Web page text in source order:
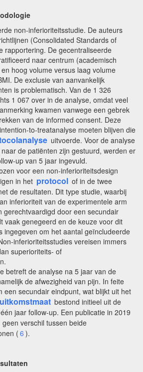
non-inferioriteitsstudie. De auteurs
(Consolidated Standards of
rapportering. De gecentraliseerde
naar centrum (academisch
hoog volume versus laag volume
De exclusie van aanvankelijk
is problematisch. Van de 1 326
1 067 over in de analyse, omdat veel
kwamen vanwege een gebrek
van de informed consent. Deze
to-treatanalyse moeten blijven die
uitvoerde. Voor de analyse
de patiënten zijn gestuurd, werden er
up van 5 jaar ingevuld.
voor een non-inferioriteitsdesign
in het protocol of in de twee
de resultaten. Dit type studie, waarbij
inferioriteit van de experimentele arm
gerechtvaardigd door een secundair
vaak genegeerd en de keuze voor dit
ingegeven om het aantal geïncludeerde
inferioriteitsstudies vereisen immers
superioriteits- of
betreft de analyse na 5 jaar van de
de afwezigheid van pijn. In feite
een secundair eindpunt, wat blijkt uit het
bestond initieel uit de
jaar follow-up. Een publicatie in 2019
geen verschil tussen beide
( 6 ).